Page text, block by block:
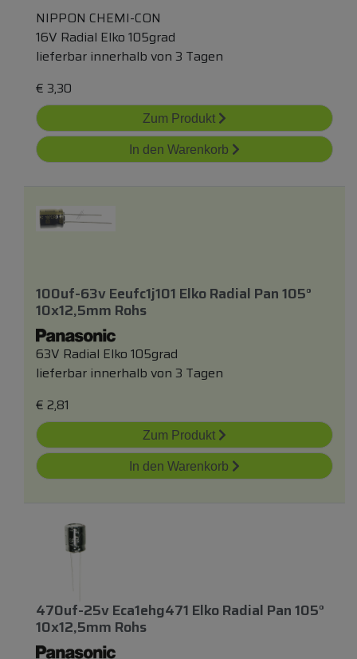
NIPPON CHEMI-CON
16V Radial Elko 105grad
lieferbar innerhalb von 3 Tagen
€ 3,30
Zum Produkt
In den Warenkorb
100uf-63v Eeufc1j101 Elko Radial Pan 105°
10x12,5mm Rohs
63V Radial Elko 105grad
lieferbar innerhalb von 3 Tagen
€ 2,81
Zum Produkt
In den Warenkorb
470uf-25v Eca1ehg471 Elko Radial Pan 105°
10x12,5mm Rohs